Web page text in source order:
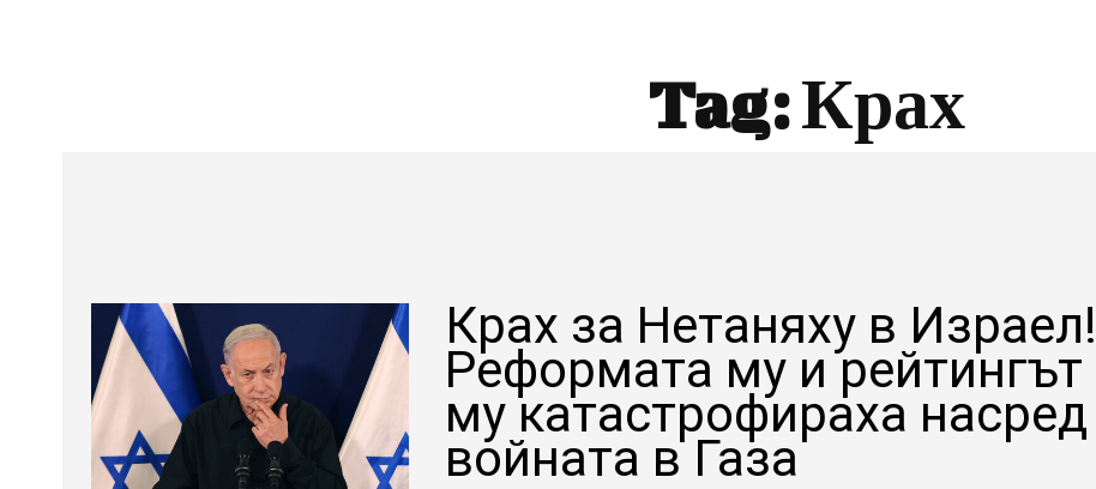
Tag:Крах
Крах за Нетаняху в Израел!
Реформата му и рейтингът
му катастрофираха насред
войната в Газа